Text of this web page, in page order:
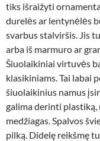
tiks išraižyti
durelės ar lentynėlės
svarbus stalviršis. Jis
arba iš marmuro ar
Šiuolaikiniai virtuvės
klasikiniams. Tai labai
šiuolaikinius namus
galima derinti
medžiagas. Spalvos
pilką. Didelę reikšmę